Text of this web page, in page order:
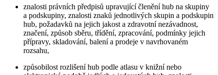
znalosti právních předpisů upravující členění hub na skupiny
a podskupiny, znalosti znaků jednotlivých skupin a podskupin
hub, požadavků na jejich jakost a zdravotní nezávadnost,
značení, způsob sběru, třídění, zpracování, podmínky jejich
přípravy, skladování, balení a prodeje v navrhovaném
rozsahu,
způsobilost rozlišení hub podle atlasu v knižní nebo